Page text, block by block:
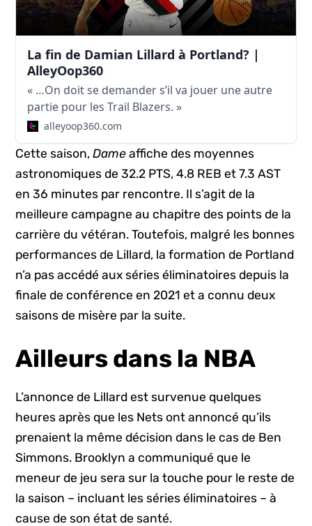
La fin de Damian Lillard à Portland? |
AlleyOop360
« …On doit se demander s’il va jouer une autre
partie pour les Trail Blazers. »
alleyoop360.com
Cette saison,Dame affiche des moyennes
astronomiques de 32.2 PTS, 4.8 REB et 7.3 AST
en 36 minutes par rencontre. Il s’agit de la
meilleure campagne au chapitre des points de la
carrière du vétéran. Toutefois, malgré les bonnes
performances de Lillard, la formation de Portland
n’a pas accédé aux séries éliminatoires depuis la
finale de conférence en 2021 et a connu deux
saisons de misère par la suite.
Ailleurs dans la NBA
L’annonce de Lillard est survenue quelques
heures après que les Nets ont annoncé qu’ils
prenaient la même décision dans le cas de Ben
Simmons. Brooklyn a communiqué que le
meneur de jeu sera sur la touche pour le reste de
la saison – incluant les séries éliminatoires – à
cause de son état de santé.